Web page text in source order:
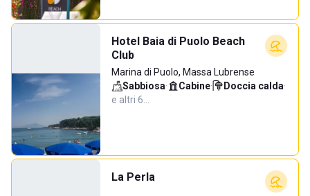
Hotel Baia di Puolo Beach
Club
Marina di Puolo, Massa Lubrense
Sabbiosa· Cabine· Doccia calda·
e altri 6…
La Perla